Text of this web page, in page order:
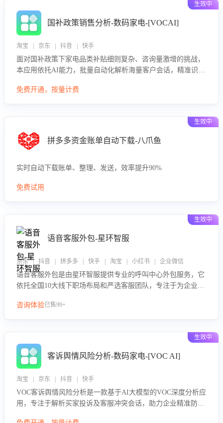
生效中
国补政策销售分析-数码家电-[VOCAI]
淘宝 | 京东 | 抖音 | 快手
面对国补政策下家电品类补贴细则复杂、咨询量激增的挑战，
本应用依托AI能力，批量自动化解析海量客户会话，精准识别
向，深度洞察决策动因。同时全面评估客服团队政策解读准确
免费开通，按量计费
生效中
拼多多资金账单自动下载-八爪鱼
实时自动下载账单、整理、发送，效率提升90%
免费试用
生效中
语音客服外包-星环智服
京东 | 抖音 | 拼多多 | 快手 | 淘宝 | 小红书 | 企业微信
语音客服外包是由星环智服提供专业的呼叫中心外包服务，它
依托全国10大线下职场布局和严选客服团队，专注于为企业提
队和智能工具提升语音客服服务效率和质量，帮助企业实现降
咨询体验已售99+
生效中
客诉舆情风险分析-数码家电-[VOC AI]
淘宝 | 京东 | 抖音 | 快手
VOC客诉舆情风险分析是一款基于AI大模型的VOC深度分析应
用，专注于解析买家投诉及客服冲突会话，助力企业精准防控